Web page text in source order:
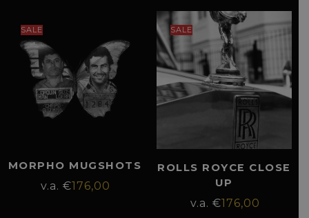
SALE
MORPHO MUGSHOTS
€176,00
SALE
ROLLS ROYCE CLOSE
UP
€176,00